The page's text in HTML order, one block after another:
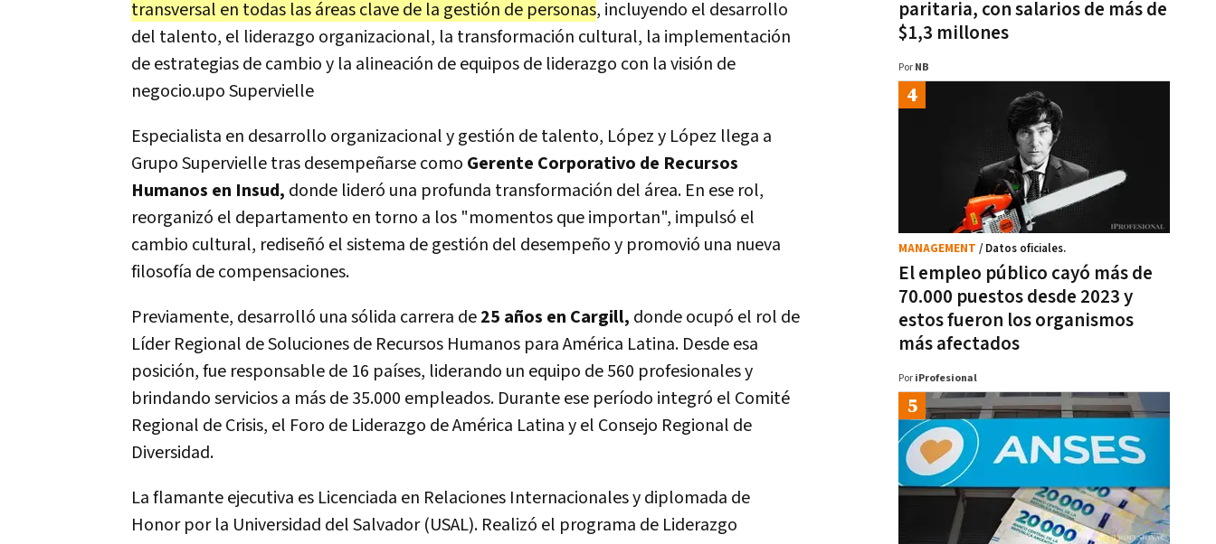
transversal en todas las áreas clave de la gestión de personas, incluyendo el desarrollo
del talento, el liderazgo organizacional, la transformación cultural, la implementación
de estrategias de cambio y la alineación de equipos de liderazgo con la visión de
negocio.upo Supervielle
Especialista en desarrollo organizacional y gestión de talento, López y López llega a
Grupo Supervielle tras desempeñarse como Gerente Corporativo de Recursos
Humanos en Insud, donde lideró una profunda transformación del área. En ese rol,
reorganizó el departamento en torno a los "momentos que importan", impulsó el
cambio cultural, rediseñó el sistema de gestión del desempeño y promovió una nueva
filosofía de compensaciones.
Previamente, desarrolló una sólida carrera de25 años en Cargill, donde ocupó el rol de
Líder Regional de Soluciones de Recursos Humanos para América Latina. Desde esa
posición, fue responsable de 16 países, liderando un equipo de 560 profesionales y
brindando servicios a más de 35.000 empleados. Durante ese período integró el Comité
Regional de Crisis, el Foro de Liderazgo de América Latina y el Consejo Regional de
Diversidad.
La flamante ejecutiva es Licenciada en Relaciones Internacionales y diplomada de
Honor por la Universidad del Salvador (USAL). Realizó el programa de Liderazgo
paritaria, con salarios de más de
$1,3 millones
Por NB
El empleo público cayó más de
70.000 puestos desde 2023 y
estos fueron los organismos
más afectados
MANAGEMENT / Datos oficiales.
Por iProfesional